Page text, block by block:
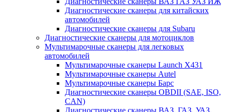
Диагностические сканеры для китайских
автомобилей
Диагностические сканеры для Subaru
Диагностические сканеры для мотоциклов
Мультимарочные сканеры для легковых
автомобилей
Мультимарочные сканеры Launch X431
Мультимарочные сканеры Autel
Мультимарочные сканеры Барс
Диагностические сканеры OBDII (SAE, ISO,
CAN)